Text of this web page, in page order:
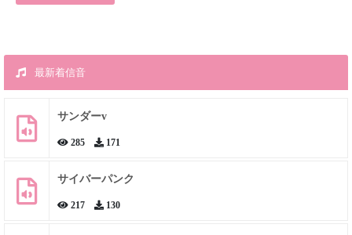
最新着信音
サンダーv
285 171
サイバーパンク
217 130